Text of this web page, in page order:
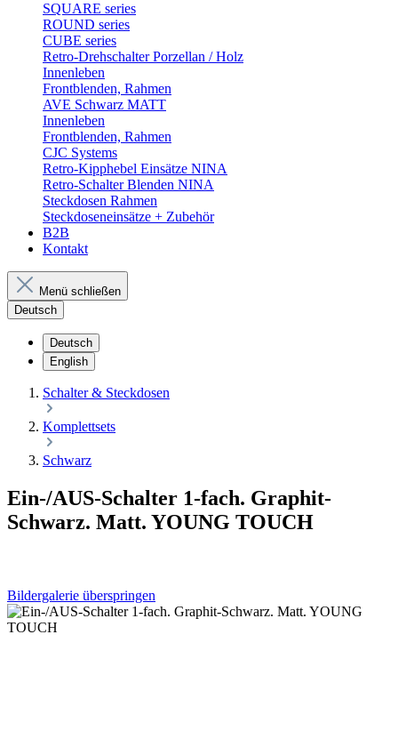
SQUARE series
ROUND series
CUBE series
Retro-Drehschalter Porzellan / Holz
Innenleben
Frontblenden, Rahmen
AVE Schwarz MATT
Innenleben
Frontblenden, Rahmen
CJC Systems
Retro-Kipphebel Einsätze NINA
Retro-Schalter Blenden NINA
Steckdosen Rahmen
Steckdoseneinsätze + Zubehör
B2B
Kontakt
Menü schließen
Deutsch
Deutsch
English
Schalter & Steckdosen
Komplettsets
Schwarz
Ein-/AUS-Schalter 1-fach. Graphit-
Schwarz. Matt. YOUNG TOUCH
Bildergalerie überspringen